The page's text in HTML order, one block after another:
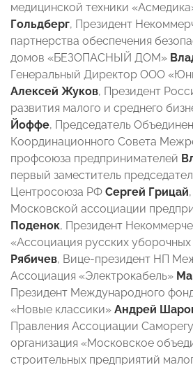
медицинской техники
Гольдберг, Президент
партнерства обеспечения
домов «БЕЗОПАСНЫЙ ДОМ»
Генеральный Директор ООО
Алексей Жуков, Президент
развития малого и среднего
Йоффе, Председатель
Координационного Совета
профсоюза предпринимателей
первый заместитель
Центросоюза РФ Сергей Грицай
Московской ассоциации
Поденок, Президент
«Ассоциация русских
Рябичев, Вице-президент НП
Ассоциация «Электрокабель»
Президент Международного
«Новые классики» Андрей
Правления Ассоциации
организация «Московское
строительных предприятий